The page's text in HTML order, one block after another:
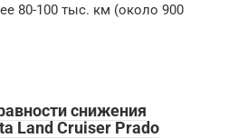
80-100 тыс. км (около 900
снижения
Land Cruiser Prado